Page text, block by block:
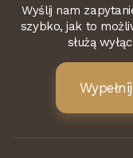
Wyślij nam
szybko, jak to
służą